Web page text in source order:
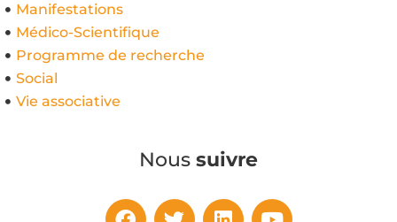
Manifestations
Médico-Scientifique
Programme de recherche
Social
Vie associative
Nous suivre